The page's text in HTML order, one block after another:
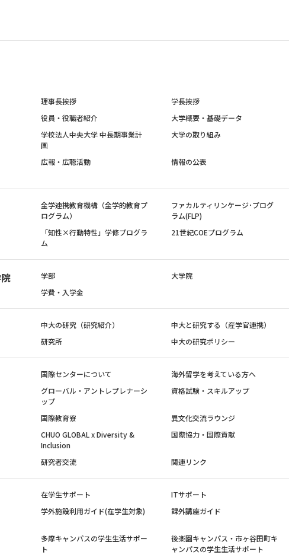
理事長挨拶 学長挨拶
役員・役職者紹介
大学概要・基礎データ
学校法人中央大学 中長期事業計
画
大学の取り組み
広報・広聴活動 情報の公表
全学連携教育機構（全学的教育プ
ログラム）
ファカルティリンケージ･プログ
ラム(FLP)
「知性×行動特性」学修プログラ
ム
21世紀COEプログラム
学部 大学院
学費・入学金
中大の研究（研究紹介） 中大と研究する（産学官連携）
研究所
中大の研究ポリシー
国際センターについて 海外留学を考えている方へ
グローバル・アントレプレナーシ
ップ
資格試験・スキルアップ
国際教育寮 異文化交流ラウンジ
CHUO GLOBAL x Diversity &
Inclusion
国際協力・国際貢献
研究者交流 関連リンク
在学生サポート ITサポート
学外施設利用ガイド(在学生対象)
課外講座ガイド
多摩キャンパスの学生生活サポー
ト
後楽園キャンパス・市ヶ谷田町キ
ャンパスの学生生活サポート